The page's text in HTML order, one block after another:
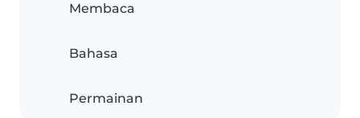
Membaca
Bahasa
Permainan